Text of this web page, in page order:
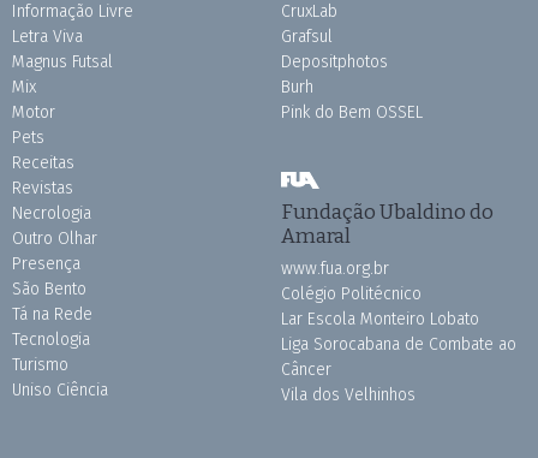
Informação Livre
Letra Viva
Magnus Futsal
Mix
Motor
Pets
Receitas
Revistas
Necrologia
Outro Olhar
Presença
São Bento
Tá na Rede
Tecnologia
Turismo
Uniso Ciência
CruxLab
Grafsul
Depositphotos
Burh
Pink do Bem OSSEL
Fundação Ubaldino do
Amaral
www.fua.org.br
Colégio Politécnico
Lar Escola Monteiro Lobato
Liga Sorocabana de Combate ao
Câncer
Vila dos Velhinhos